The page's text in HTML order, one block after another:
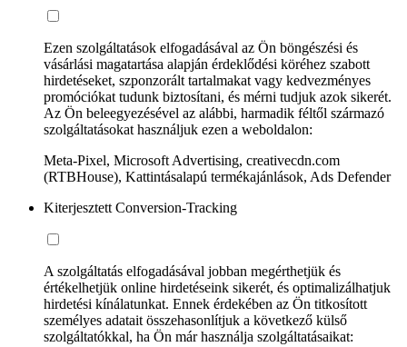
Ezen szolgáltatások elfogadásával az Ön böngészési és
vásárlási magatartása alapján érdeklődési köréhez szabott
hirdetéseket, szponzorált tartalmakat vagy kedvezményes
promóciókat tudunk biztosítani, és mérni tudjuk azok sikerét.
Az Ön beleegyezésével az alábbi, harmadik féltől származó
szolgáltatásokat használjuk ezen a weboldalon:
Meta-Pixel, Microsoft Advertising, creativecdn.com
(RTBHouse), Kattintásalapú termékajánlások, Ads Defender
Kiterjesztett Conversion-Tracking
A szolgáltatás elfogadásával jobban megérthetjük és
értékelhetjük online hirdetéseink sikerét, és optimalizálhatjuk
hirdetési kínálatunkat. Ennek érdekében az Ön titkosított
személyes adatait összehasonlítjuk a következő külső
szolgáltatókkal, ha Ön már használja szolgáltatásaikat: